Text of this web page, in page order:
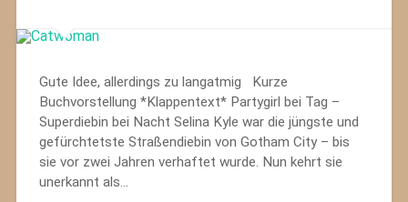
Gute Idee, allerdings zu langatmig Kurze
Buchvorstellung *Klappentext* Partygirl bei Tag –
Superdiebin bei Nacht Selina Kyle war die jüngste und
gefürchtetste Straßendiebin von Gotham City – bis
sie vor zwei Jahren verhaftet wurde. Nun kehrt sie
unerkannt als…